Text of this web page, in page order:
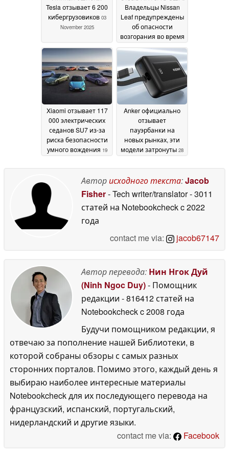
Tesla отзывает 6 200
кибергрузовиков 03
November 2025
Владельцы Nissan
Leaf предупреждены
об опасности
возгорания во время
хаос в производстве
преемника модели
07 October 2025
Xiaomi отзывает 117
000 электрических
седанов SU7 из-за
риска безопасности
умного вождения 19
Anker официально
отзывает
пауэрбанки на
новых рынках, эти
модели затронуты 28
Авторисходного текста:Jacob
Fisher- Tech writer/translator- 3011
статей на Notebookcheckc 2022
года
contact me via:
jacob67147
Автор перевода: Нин Нгок Дуй
(Ninh Ngoc Duy)- Помощник
редакции - 816412 статей на
Notebookcheckc 2008 года
Будучи помощником редакции, я
отвечаю за пополнение нашей Библиотеки, в
которой собраны обзоры с самых разных
сторонних порталов. Помимо этого, каждый день я
выбираю наиболее интересные материалы
Notebookcheck для их последующего перевода на
французский, испанский, португальский,
нидерландский и другие языки.
contact me via:
Facebook